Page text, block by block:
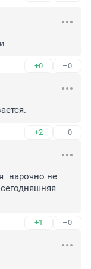
+0 –0
+2 –0
"нарочно не
+1 –0